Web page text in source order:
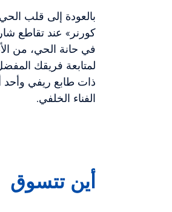
بالعودة إلى قلب
كورنر» عند تقاطع شارعي 31
في حانة الحي، من
لمتابعة فريقك
ذات طابع ريفي وأحد
الفناء الخلفي.
أين تتسوق